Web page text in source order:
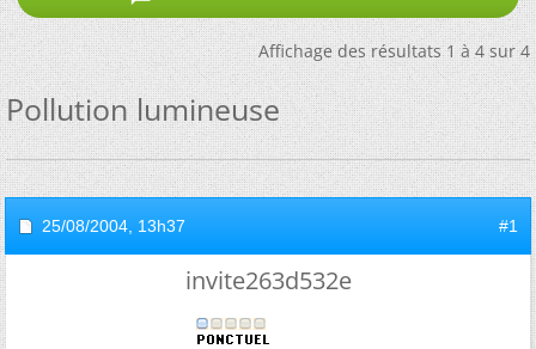
Affichage des résultats 1 à 4 sur 4
Pollution lumineuse
25/08/2004, 13h37 #1
invite263d532e